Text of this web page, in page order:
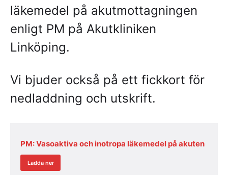
läkemedel på akutmottagningen
enligt PM på Akutkliniken
Linköping.
Vi bjuder också på ett fickkort för
nedladdning och utskrift.
PM: Vasoaktiva och inotropa läkemedel på akuten
Ladda ner